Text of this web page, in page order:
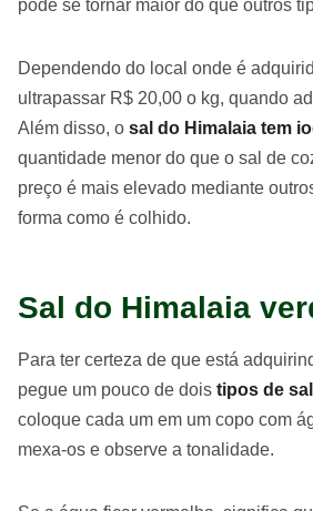
pode se tornar maior do que outros
Dependendo do local onde é
ultrapassar R$ 20,00 o kg, quando
Além disso, o sal do Himalaia tem
quantidade menor do que o sal de
preço é mais elevado mediante
forma como é colhido.
Sal do Himalaia
Para ter certeza de que está
pegue um pouco de dois tipos de sal
coloque cada um em um copo com
mexa-os e observe a tonalidade.